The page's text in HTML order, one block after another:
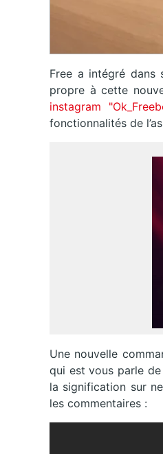
Free a intégré dans
propre à cette
instagram
fonctionnalités de
Une nouvelle
qui est vous parle
la signification sur
les commentaires :